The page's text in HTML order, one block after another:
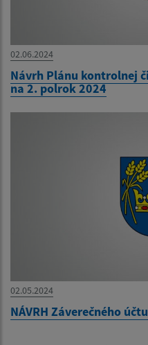
02.06.2024
Návrh Plánu kontrolnej
na 2. polrok 2024
02.05.2024
NÁVRH Záverečného